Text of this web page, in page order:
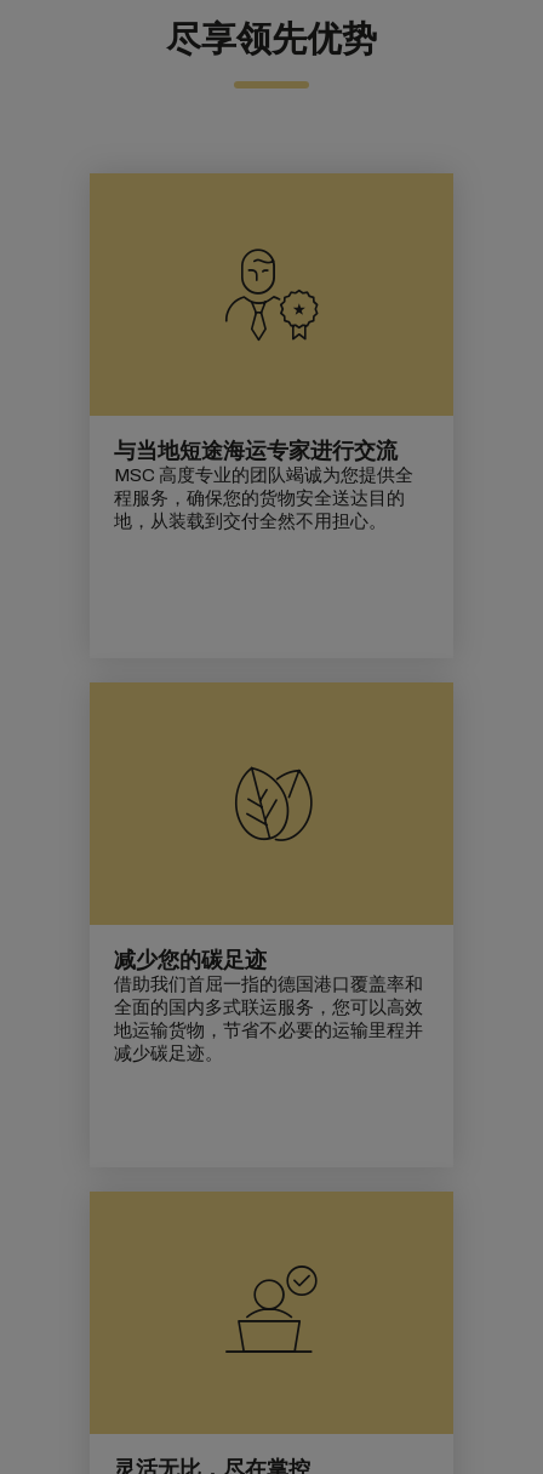
尽享领先优势
与当地短途海运专家进行交流
MSC 高度专业的团队竭诚为您提供全
程服务，确保您的货物安全送达目的
地，从装载到交付全然不用担心。
减少您的碳足迹
借助我们首屈一指的德国港口覆盖率和
全面的国内多式联运服务，您可以高效
地运输货物，节省不必要的运输里程并
减少碳足迹。
灵活无比，尽在掌控